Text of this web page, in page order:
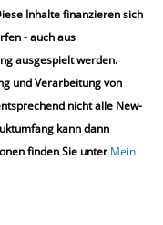
Inhalte finanzieren sich
- auch aus
ausgespielt werden.
und Verarbeitung von
nicht alle New-
kann dann
finden Sie unterMein